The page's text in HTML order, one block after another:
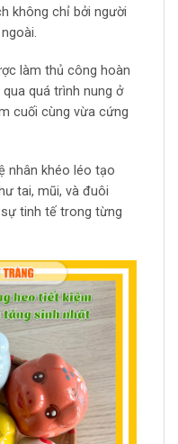
không chỉ bởi người
làm thủ công hoàn
quá trình nung ở
cuối cùng vừa cứng
nhân khéo léo tạo
tai, mũi, và đuôi
tinh tế trong từng